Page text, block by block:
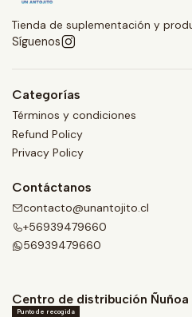
Tienda de suplementación y
Síguenos
Categorías
Términos y condiciones
Refund Policy
Privacy Policy
Contáctanos
contacto@unantojito.cl
+56939479660
56939479660
Centro de distribución
Punto de recogida